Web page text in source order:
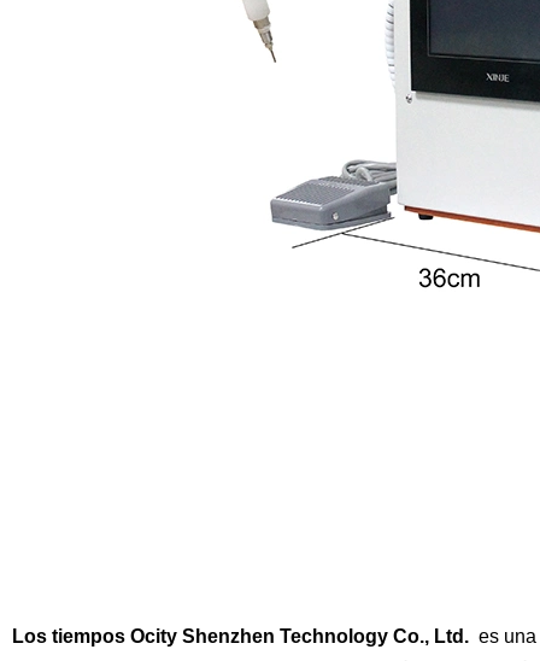
Los tiempos Ocity Shenzhen Technology Co., Ltd. es